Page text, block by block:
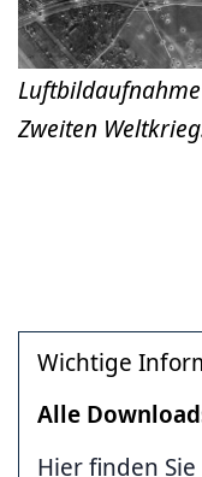
Zweiten
Wichtige
Alle
Hier finden